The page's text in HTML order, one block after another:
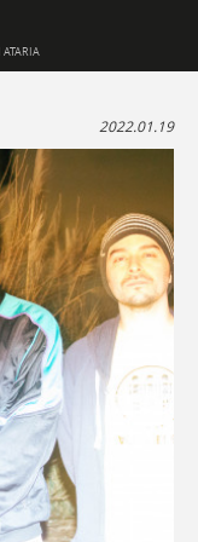
2022.01.19